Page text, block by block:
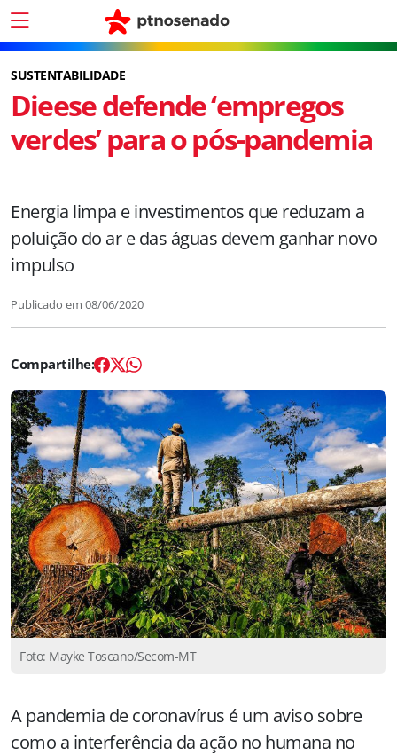
SUSTENTABILIDADE
Dieese defende ‘empregos
verdes’ para o pós-pandemia
Energia limpa e investimentos que reduzam a
poluição do ar e das águas devem ganhar novo
impulso
Publicado em 08/06/2020
Foto: Mayke Toscano/Secom-MT
A pandemia de coronavírus é um aviso sobre
como a interferência da ação no humana no